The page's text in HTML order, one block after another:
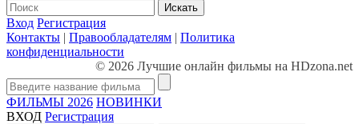
Искать
Вход Регистрация
Контакты | Правообладателям | Политика
конфиденциальности
© 2026 Лучшие онлайн фильмы на HDzona.net
ФИЛЬМЫ 2026 НОВИНКИ
ВХОД Регистрация